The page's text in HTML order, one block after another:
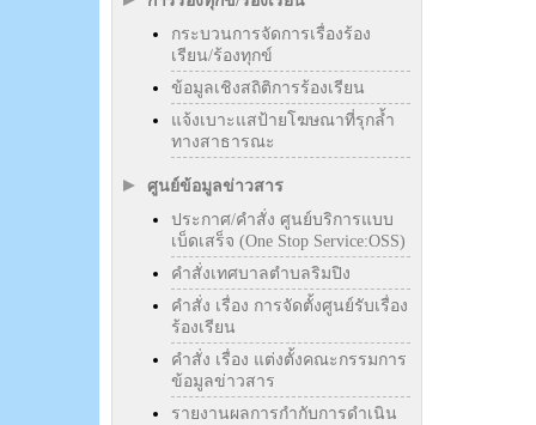
กระบวนการจัดการเรื่องร้อง
เรียน/ร้องทุกข์
ข้อมูลเชิงสถิติการร้องเรียน
แจ้งเบาะแสป้ายโฆษณาที่รุกล้ำ
ทางสาธารณะ
ศูนย์ข้อมูลข่าวสาร
ประกาศ/คำสั่ง ศูนย์บริการแบบ
เบ็ดเสร็จ (One Stop Service:OSS)
คำสั่งเทศบาลตำบลริมปิง
คำสั่ง เรื่อง การจัดตั้งศูนย์รับเรื่อง
ร้องเรียน
คำสั่ง เรื่อง แต่งตั้งคณะกรรมการ
ข้อมูลข่าวสาร
รายงานผลการกำกับการดำเนิน